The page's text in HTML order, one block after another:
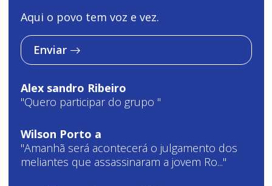
Aqui o povo tem voz e vez.
Enviar
Alex sandro Ribeiro
"Quero participar do grupo "
Wilson Porto a
"Amanhã será acontecerá o julgamento dos
meliantes que assassinaram a jovem Ro..."